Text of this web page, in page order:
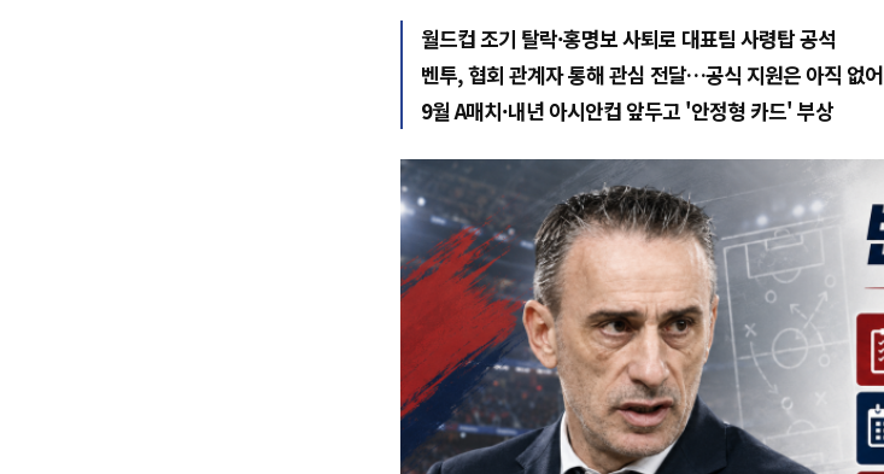
월드컵 조기 탈락·홍명보 사퇴로 대표팀 사령탑 공석
벤투, 협회 관계자 통해 관심 전달…공식 지원은 아직 없어
9월 A매치·내년 아시안컵 앞두고 '안정형 카드' 부상